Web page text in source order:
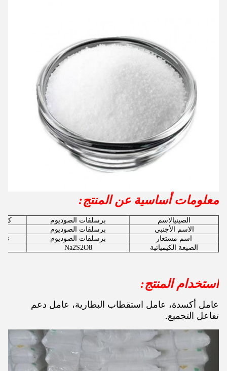
معلومات أساسية عن المنتج:
الصينيالاسم برسلفات الصوديوم
الاسم الأجنبي
برسلفات الصوديوم
اسم مستعار
برسلفات الصوديوم
الصيغة الكيميائية
Na2S2O8
استخدام المنتج:
عامل أكسدة، عامل استقطاب البطارية، عامل دعم
تفاعل التجميع.